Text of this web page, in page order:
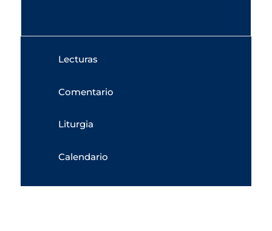
Lecturas
Comentario
Liturgia
Calendario